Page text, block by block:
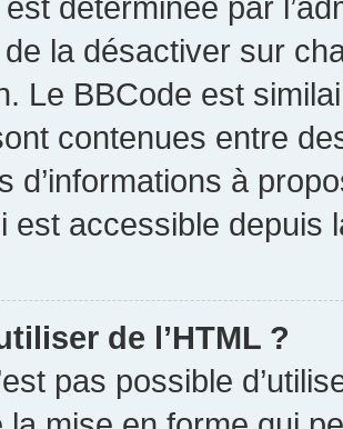
la désactiver sur
Le BBCode est
contenues entre
d’informations à
est accessible depuis
de l’HTML ?
pas possible